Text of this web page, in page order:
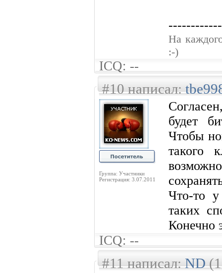
На
:-)
ICQ: --
#10 написал:
Группа: Участники
Регистрация: 3.07.2011
будет
Чтобы
такого
Что-то
таких
Конечно
ICQ: --
#11 написал:ND